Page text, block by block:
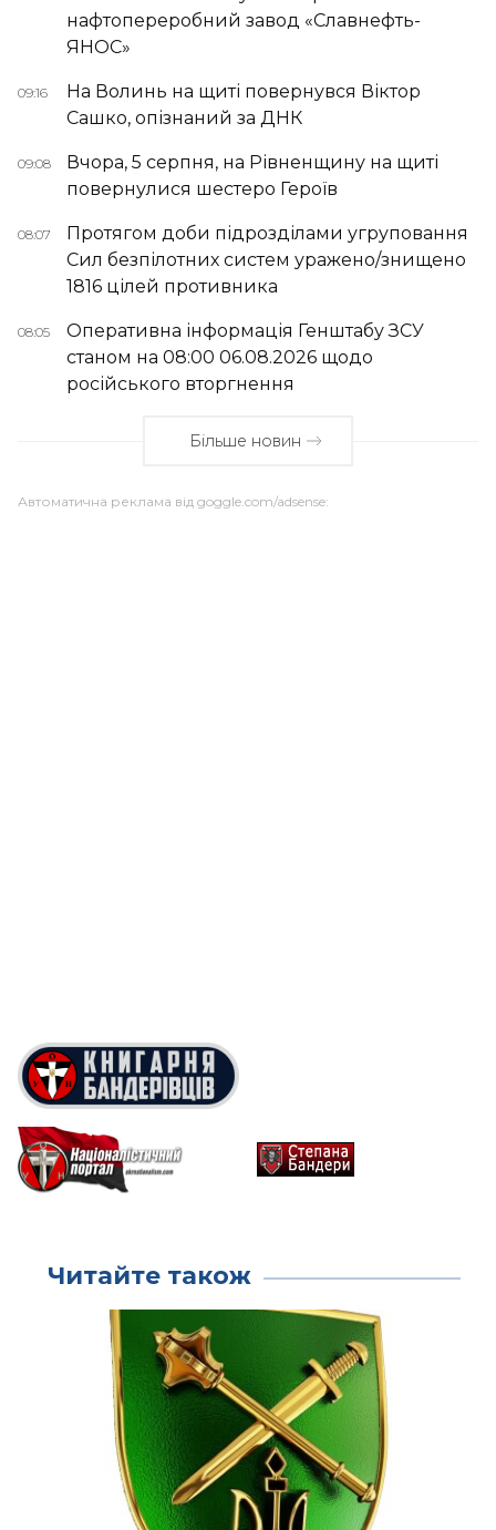
нафтопереробний завод «Славнефть-
ЯНОС»
09:16
На Волинь на щиті повернувся Віктор
Сашко, опізнаний за ДНК
09:08
Вчора, 5 серпня, на Рівненщину на щиті
повернулися шестеро Героїв
08:07
Протягом доби підрозділами угруповання
Сил безпілотних систем уражено/знищено
1816 цілей противника
08:05
Оперативна інформація Генштабу ЗСУ
станом на 08:00 06.08.2026 щодо
російського вторгнення
Більше новин
Автоматична реклама від goggle.com/adsense:
Читайте також